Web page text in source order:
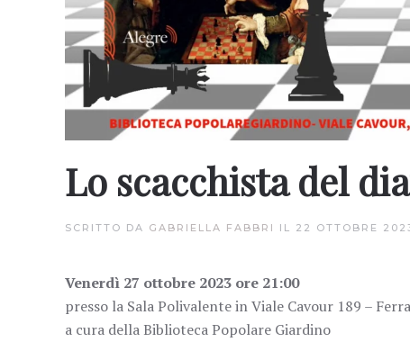
Lo scacchista del
SCRITTO DA GABRIELLA FABBRI IL 22 OTTOBRE
Venerdì 27 ottobre 2023 ore 21:00
presso la Sala Polivalente in Viale Cavour 189 –
a cura della Biblioteca Popolare Giardino